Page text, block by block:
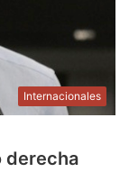
Internacionales
derecha